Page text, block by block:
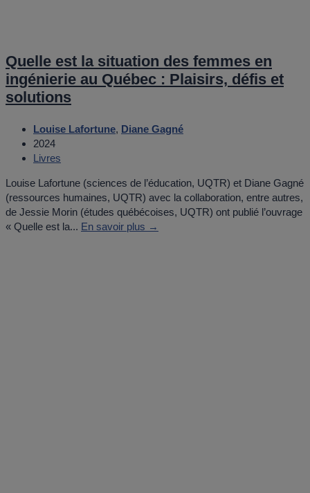
Quelle est la situation des femmes en
ingénierie au Québec : Plaisirs, défis et
solutions
Louise Lafortune, Diane Gagné
2024
Livres
Louise Lafortune (sciences de l’éducation, UQTR) et Diane Gagné
(ressources humaines, UQTR) avec la collaboration, entre autres,
de Jessie Morin (études québécoises, UQTR) ont publié l’ouvrage
« Quelle est la... En savoir plus →